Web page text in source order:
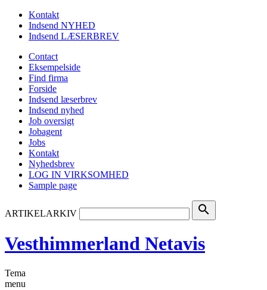
Kontakt
Indsend NYHED
Indsend LÆSERBREV
Contact
Eksempelside
Find firma
Forside
Indsend læserbrev
Indsend nyhed
Job oversigt
Jobagent
Jobs
Kontakt
Nyhedsbrev
LOG IN VIRKSOMHED
Sample page
ARTIKELARKIV search
Vesthimmerland Netavis
Tema
menu